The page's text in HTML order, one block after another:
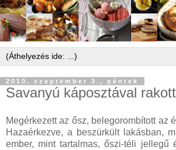
2010. szeptember 3., péntek
Savanyú káposztával
Megérkezett az ősz, belegorombított az
Hazaérkezve, a beszürkült lakásban,
ember, mint tartalmas, őszi-téli jellegű